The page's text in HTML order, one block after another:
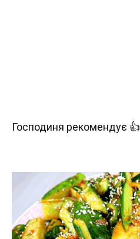
Господиня рекомендує 👍